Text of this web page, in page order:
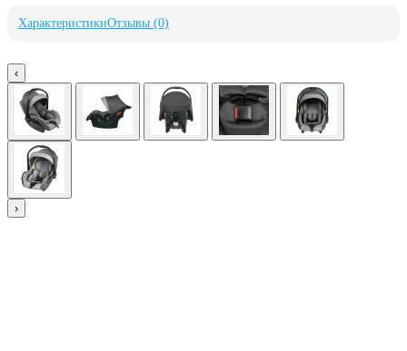
ХарактеристикиОтзывы (0)
‹
›